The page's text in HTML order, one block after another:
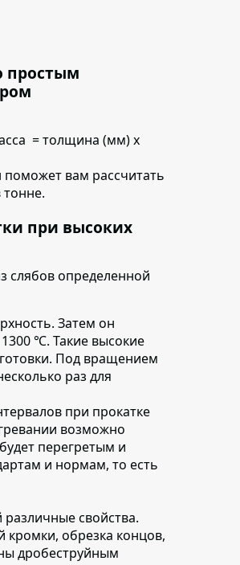
простым
= толщина (мм) х
вам рассчитать
тонне.
при высоких
слябов определенной
Затем он
℃. Такие высокие
Под вращением
раз для
при прокатке
возможно
перегретым и
и нормам, то есть
свойства.
кромки, обрезка концов,
дробеструйным